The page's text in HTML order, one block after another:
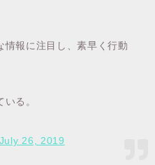
報に注目し、素早く行動
る。
July 26, 2019